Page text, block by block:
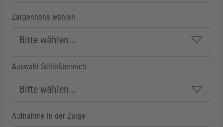
Zargenhöhe wählen
Auswahl Schloßbereich
Aufnahme in der Zarge